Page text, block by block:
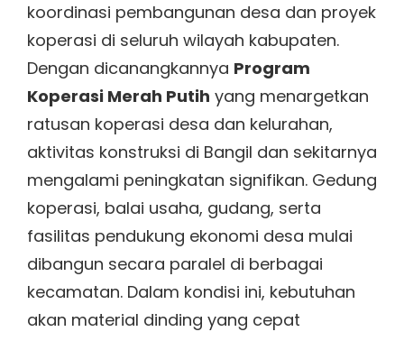
koordinasi pembangunan desa dan proyek
koperasi di seluruh wilayah kabupaten.
Dengan dicanangkannya Program
Koperasi Merah Putih yang menargetkan
ratusan koperasi desa dan kelurahan,
aktivitas konstruksi di Bangil dan sekitarnya
mengalami peningkatan signifikan. Gedung
koperasi, balai usaha, gudang, serta
fasilitas pendukung ekonomi desa mulai
dibangun secara paralel di berbagai
kecamatan. Dalam kondisi ini, kebutuhan
akan material dinding yang cepat